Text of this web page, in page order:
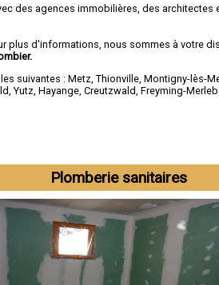
des agences immobilières, des architectes
plus d'informations, nous sommes à votre
suivantes :Metz ,Thionville ,Montigny-lès-
,Yutz ,Hayange ,Creutzwald ,Freyming-
Plomberie sanitaires